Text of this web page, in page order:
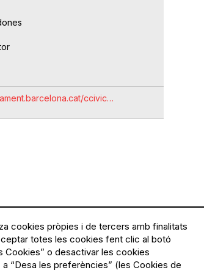
ccivic…
Menú
Legal
Política de privacitat
Avís legal
cookies pròpies i de tercers amb finalitats
totes les cookies fent clic al botó
Cookies” o desactivar les cookies
“Desa les preferències” (les Cookies de